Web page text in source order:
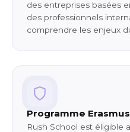
des entreprises basées
des professionnels
comprendre les enjeux
Programme
Rush School est éligible